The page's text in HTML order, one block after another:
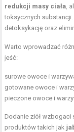
redukcji masy ciała,
toksycznych
detoksykację oraz
Warto wprowadzać
jeść:
surowe owoce i
gotowane owoce i
pieczone owoce i
Dodanie ziół wzbogaci
produktów takich jak